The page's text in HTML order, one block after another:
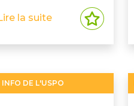
la suite
DE L'USPO